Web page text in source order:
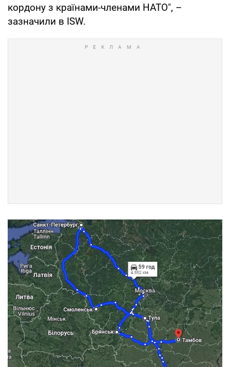
кордону з країнами-членами НАТО", –
зазначили в ISW.